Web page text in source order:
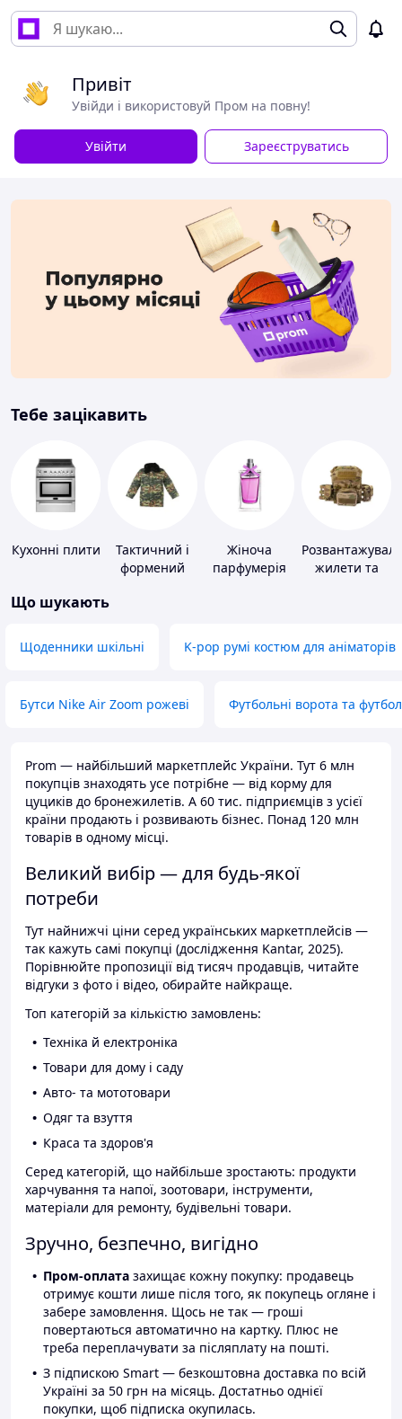
Привіт
Увійди і використовуй Пром на повну!
Увійти Зареєструватись
Тебе зацікавить
Кухонні плити
Тактичний і
формений
Жіноча
парфумерія
жилети та
Що шукають
Щоденники шкільні K-pop румі костюм для аніматорів
Бутси Nike Air Zoom рожеві Футбольні ворота та
Prom — найбільший маркетплейс України. Тут 6 млн
покупців знаходять усе потрібне — від корму для
цуциків до бронежилетів. А 60 тис. підприємців з усієї
країни продають і розвивають бізнес. Понад 120 млн
товарів в одному місці.
Великий вибір — для будь-якої
потреби
Тут найнижчі ціни серед українських маркетплейсів —
так кажуть самі покупці (дослідження Kantar, 2025).
Порівнюйте пропозиції від тисяч продавців, читайте
відгуки з фото і відео, обирайте найкраще.
Топ категорій за кількістю замовлень:
Техніка й електроніка
Товари для дому і саду
Авто- та мототовари
Одяг та взуття
Краса та здоров'я
Серед категорій, що найбільше зростають: продукти
харчування та напої, зоотовари, інструменти,
матеріали для ремонту, будівельні товари.
Зручно, безпечно, вигідно
Пром-оплата захищає кожну покупку: продавець
отримує кошти лише після того, як покупець огляне і
забере замовлення. Щось не так — гроші
повертаються автоматично на картку. Плюс не
треба переплачувати за післяплату на пошті.
З підпискою Smart — безкоштовна доставка по всій
Україні за 50 грн на місяць. Достатньо однієї
покупки, щоб підписка окупилась.